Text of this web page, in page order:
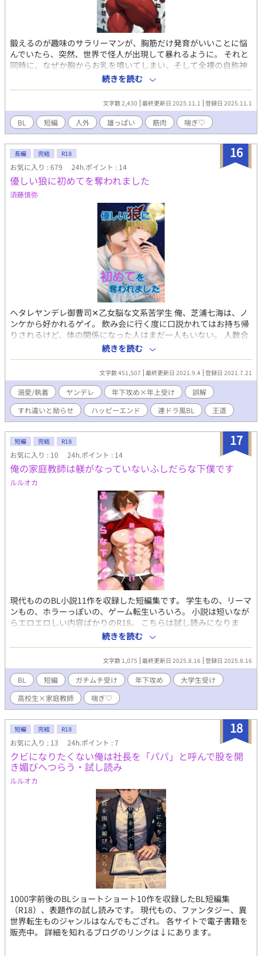
鍛えるのが趣味のサラリーマンが、胸筋だけ発育がいいことに悩
んでいたら、突然、世界で怪人が出現して暴れるように。 それと
同時に、なぜか胸からお乳を噴いてしまい、そして全裸の自称神
が現れてエッチを強いられてヒーローに変身？ 全身タイツのよう
なスーツにマントを羽織る、スーパーマンスタイルなれど、胸だ
けが露になっていて、怪人に狙われることに・・・。 現代もので
ファンタジーで阿呆エロ設定なガチムチ受けBL小説です。 訳あっ
て、おっぱいを晒して戦うヒーローが怪人や怪獣に揉まれて吸わ
れてしゃぶられて、自称神の変質者に弄ばれて、あはんうふんや
りまくっているR18。 こちらは試し読みになります。 本編は電子
書籍で販売中。 詳細を知れるブログのリンクは↓にあります。
続きを読む
文字数 2,430 最終更新日 2025.11.1 登録日 2025.11.1
BL 短編 人外 雄っぱい 筋肉 喘ぎ♡
16
長編 完結 R18
お気に入り : 679 24h.ポイント : 14
優しい狼に初めてを奪われました
須藤慎弥
ヘタレヤンデレ御曹司✕乙女脳な文系苦学生 俺、芝浦七海は、ノ
ンケから好かれるゲイ。 飲み会に行く度に口説かれてはお持ち帰
りされるけど、体の関係になった人はまだ一人もいない。 人数合
わせで誘われたいつもの合コンで、ハイスペックイケメン佐倉和
彦と出会った。 和彦は何やら俺を誤解しているようで──？ ※一
般的な現代ものです。 ※閲覧注意シーンには「*」マーク入れま
す。 ※素敵なファンアートを海月美兎様より頂き、表紙として使
用しておりますヾ(*ΦωΦ)ﾉ 誠に誠にありがとうございます！ 海月
美兎様→ https://twitter.com/22620416?s=21
続きを読む
文字数 451,507 最終更新日 2021.9.4 登録日 2021.7.21
溺愛/執着 ヤンデレ 年下攻め×年上受け
誤解
すれ違いと拗らせ
ハッピーエンド 連ドラ風BL 王道
17
短編 完結 R18
お気に入り : 10 24h.ポイント : 14
俺の家庭教師は躾がなっていないふしだらな下僕です
ルルオカ
現代もののBL小説11作を収録した短編集です。 学生もの、リーマ
ンもの、ホラーっぽいの、ゲーム転生いろいろ。 小説は短いなが
らエロエロしい内容ばかりのR18。 こちらは試し読みになりま
す。 本編は電子書籍で販売中。 詳細を知れるブログのリンクは↓
にあります。
続きを読む
文字数 1,075 最終更新日 2025.8.16 登録日 2025.8.16
BL 短編 ガチムチ受け 年下攻め
大学生受け
高校生×家庭教師
喘ぎ♡
18
短編 完結 R18
お気に入り : 13 24h.ポイント : 7
クビになりたくない俺は社長を「パパ」と呼んで股を開
き媚びへつらう・試し読み
ルルオカ
1000字前後のBLショートショート10作を収録したBL短編集
（R18）、表題作の試し読みです。 現代もの、ファンタジー、異
世界転生ものジャンルはなんでもござれ。 各サイトで電子書籍を
販売中。 詳細を知れるブログのリンクは↓にあります。